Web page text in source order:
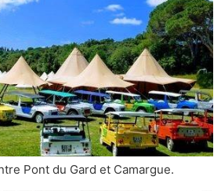
Pont du Gard et Camargue.